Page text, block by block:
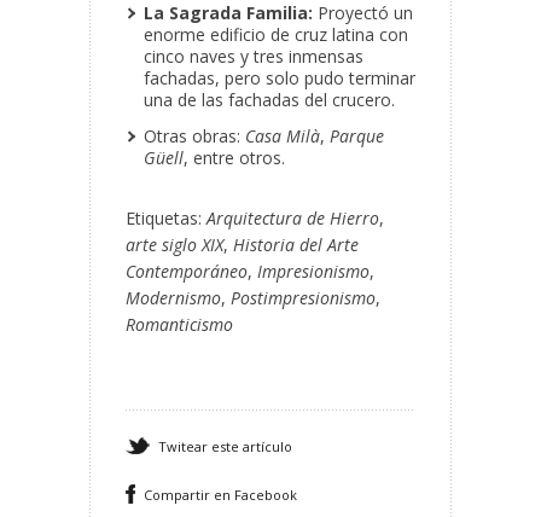
La Sagrada Familia: Proyectó un
enorme edificio de cruz latina con
cinco naves y tres inmensas
fachadas, pero solo pudo terminar
una de las fachadas del crucero.
Otras obras: Casa Milà, Parque
Güell, entre otros.
Etiquetas:Arquitectura de Hierro,
arte siglo XIX, Historia del Arte
Contemporáneo, Impresionismo,
Modernismo, Postimpresionismo,
Romanticismo
Twitear este artículo
Compartir en Facebook